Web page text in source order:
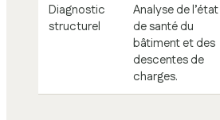
Diagnostic
structurel
Analyse de l’état
de santé du
bâtiment et des
descentes de
charges.